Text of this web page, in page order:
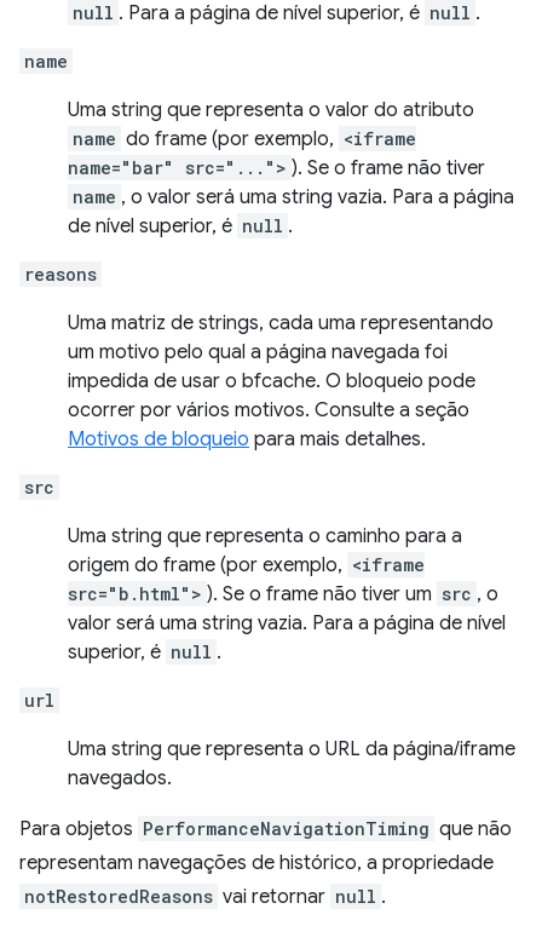
null . Para a página de nível superior, é null .
name
Uma string que representa o valor do atributo
name do frame (por exemplo, <iframe
name="bar" src="..."> ). Se o frame não tiver
name , o valor será uma string vazia. Para a página
de nível superior, é null .
reasons
Uma matriz de strings, cada uma representando
um motivo pelo qual a página navegada foi
impedida de usar o bfcache. O bloqueio pode
ocorrer por vários motivos. Consulte a seção
Motivos de bloqueio para mais detalhes.
src
Uma string que representa o caminho para a
origem do frame (por exemplo, <iframe
src="b.html"> ). Se o frame não tiver um src , o
valor será uma string vazia. Para a página de nível
superior, é null .
url
Uma string que representa o URL da página/iframe
navegados.
Para objetos PerformanceNavigationTiming que não
representam navegações de histórico, a propriedade
notRestoredReasons vai retornar null .